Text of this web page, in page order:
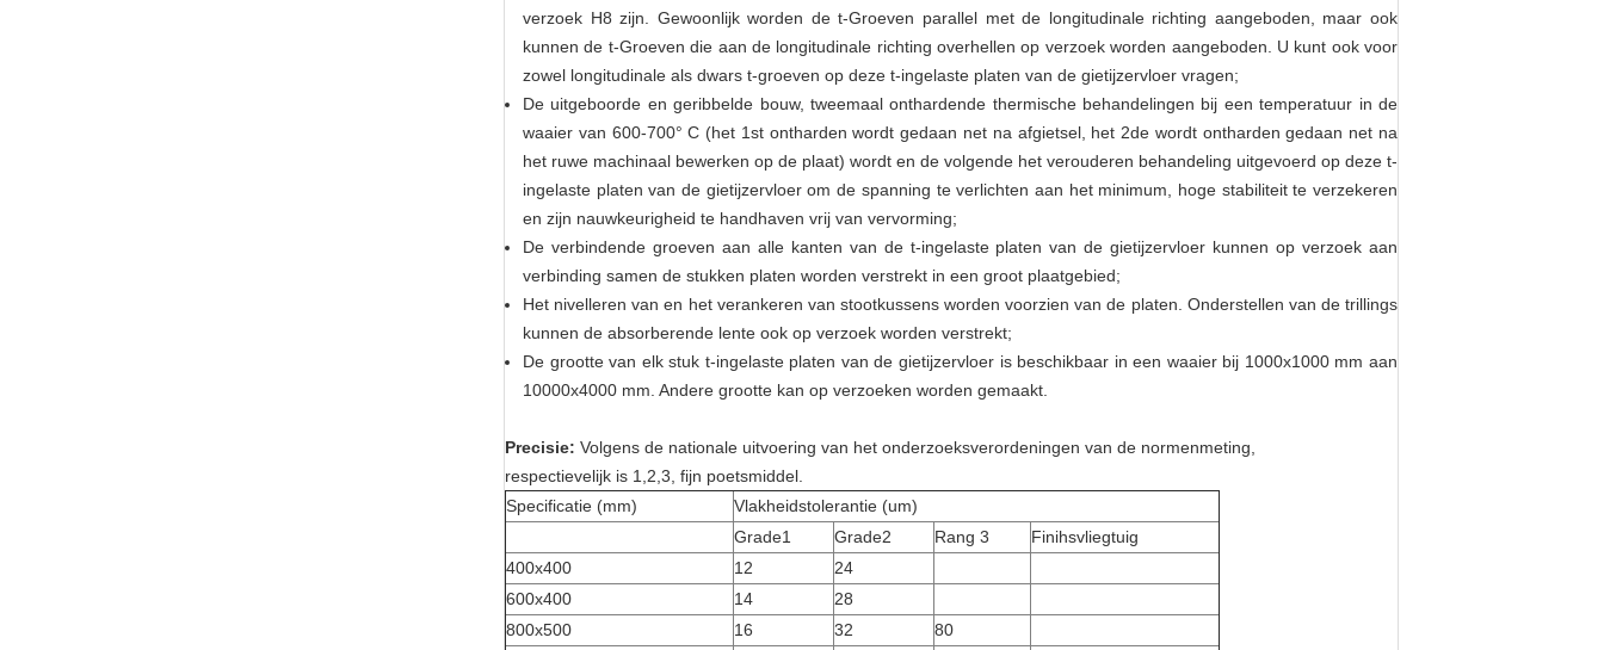
verzoek H8 zijn. Gewoonlijk worden de t-Groeven parallel met de longitudinale richting aangeboden, maar ook
kunnen de t-Groeven die aan de longitudinale richting overhellen op verzoek worden aangeboden. U kunt ook voor
zowel longitudinale als dwars t-groeven op deze t-ingelaste platen van de gietijzervloer vragen;
De uitgeboorde en geribbelde bouw, tweemaal onthardende thermische behandelingen bij een temperatuur in de
waaier van 600-700° C (het 1st ontharden wordt gedaan net na afgietsel, het 2de wordt ontharden gedaan net na
het ruwe machinaal bewerken op de plaat) wordt en de volgende het verouderen behandeling uitgevoerd op deze t-
ingelaste platen van de gietijzervloer om de spanning te verlichten aan het minimum, hoge stabiliteit te verzekeren
en zijn nauwkeurigheid te handhaven vrij van vervorming;
De verbindende groeven aan alle kanten van de t-ingelaste platen van de gietijzervloer kunnen op verzoek aan
verbinding samen de stukken platen worden verstrekt in een groot plaatgebied;
Het nivelleren van en het verankeren van stootkussens worden voorzien van de platen. Onderstellen van de trillings
kunnen de absorberende lente ook op verzoek worden verstrekt;
De grootte van elk stuk t-ingelaste platen van de gietijzervloer is beschikbaar in een waaier bij 1000x1000 mm aan
10000x4000 mm. Andere grootte kan op verzoeken worden gemaakt.
Precisie: Volgens de nationale uitvoering van het onderzoeksverordeningen van de normenmeting,
respectievelijk is 1,2,3, fijn poetsmiddel.
Specificatie (mm)
Vlakheidstolerantie (um)
Grade1
Grade2 Rang 3
Finihsvliegtuig
400x400
12
24
600x400
14
28
800x500
16 32
80